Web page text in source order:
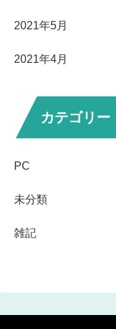
2021年5月
2021年4月
カテゴリー
PC
未分類
雑記